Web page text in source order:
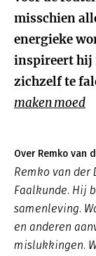
misschien
energieke
inspireert hij
zichzelf te
maken moed
Over Remko van
Remko van
Faalkunde. Hij
samenleving.
en anderen
mislukkingen.